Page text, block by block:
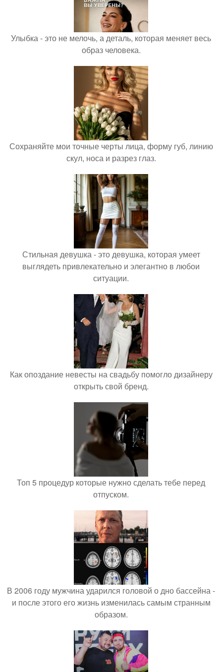
Улыбка - это не мелочь, а деталь, которая меняет весь
образ человека.
Сохраняйте мои точные черты лица, форму губ, линию
скул, носа и разрез глаз.
Стильная девушка - это девушка, которая умеет
выглядеть привлекательно и элегантно в любои
ситуации.
Как опоздание невесты на свадьбу помогло дизайнеру
открыть свой бренд.
Топ 5 процедур которые нужно сделать тебе перед
отпуском.
В 2006 году мужчина ударился головой о дно бассейна -
и после этого его жизнь изменилась самым странным
образом.